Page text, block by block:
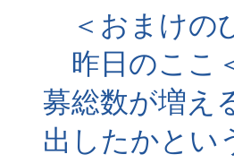
＜おまけの
昨日のここ
募総数が増え
出したかとい